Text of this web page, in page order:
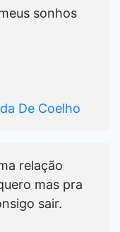
sonhos
De Coelho
relação
mas pra
sair.